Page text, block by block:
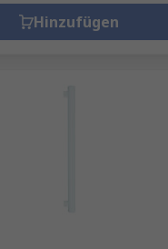
Hinzufügen